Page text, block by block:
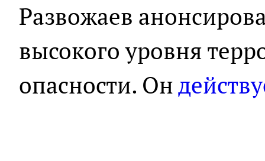
Развожаев
высокого уровня
опасности. Он